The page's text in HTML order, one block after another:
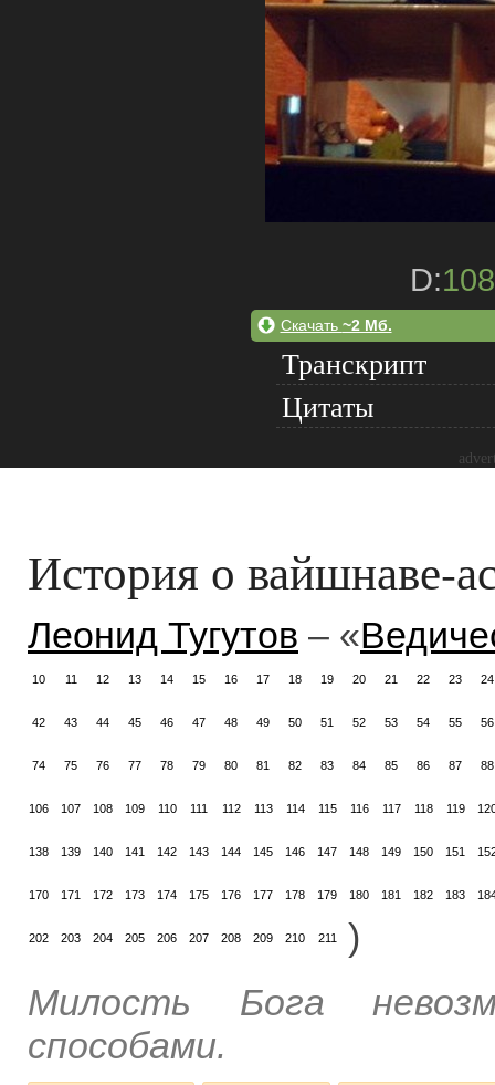
D:
Скачать ~2 Мб.
Транскрипт
Цитаты
История о вайшнаве-
Леонид Тугутов – «
10 11 12 13 14 15 16 17 18 19 20 21 22 23 24
42 43 44 45 46 47 48 49 50 51 52 53 54 55 56
74 75 76 77 78 79 80 81 82 83 84 85 86 87 88
106 107 108 109 110 111 112 113 114 115 116 117 118 119
138 139 140 141 142 143 144 145 146 147 148 149 150 151
170 171 172 173 174 175 176 177 178 179 180 181 182 183
202 203 204 205 206 207 208 209 210 211
)
Милость Бога
способами.